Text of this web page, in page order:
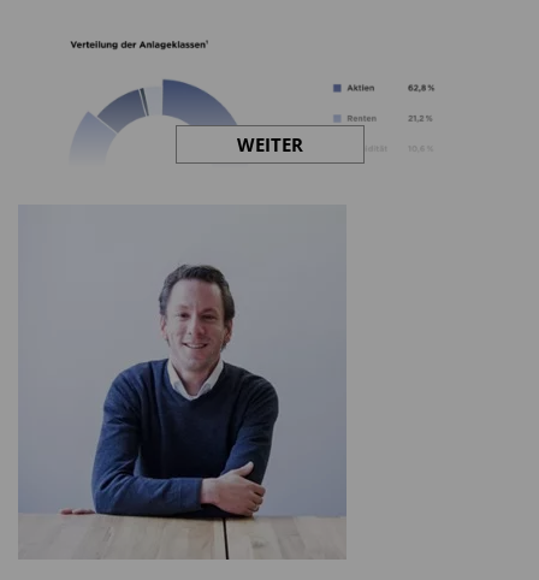
Die Portfoliostrukturen aus dem Jahr 2024 zeigen,
dass Vermögensverwalter auf wachsende
Herausforderungen reagiert haben. Der
Aktienanteil ist weiter gestiegen und erreicht mit
rund 63 Prozent einen neuen Höchststand,
während sich Renten nach dem massiven
WEITER